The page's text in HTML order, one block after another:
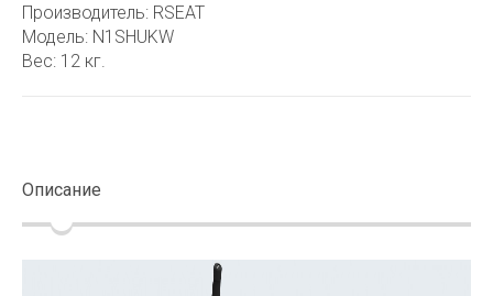
Производитель: RSEAT
Модель: N1SHUKW
Вес: 12 кг.
Описание